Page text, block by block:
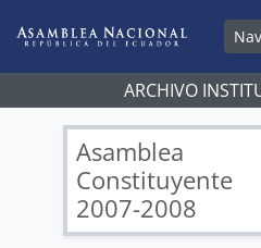
ARCHIVO
Asamblea
Constituyente
2007-2008